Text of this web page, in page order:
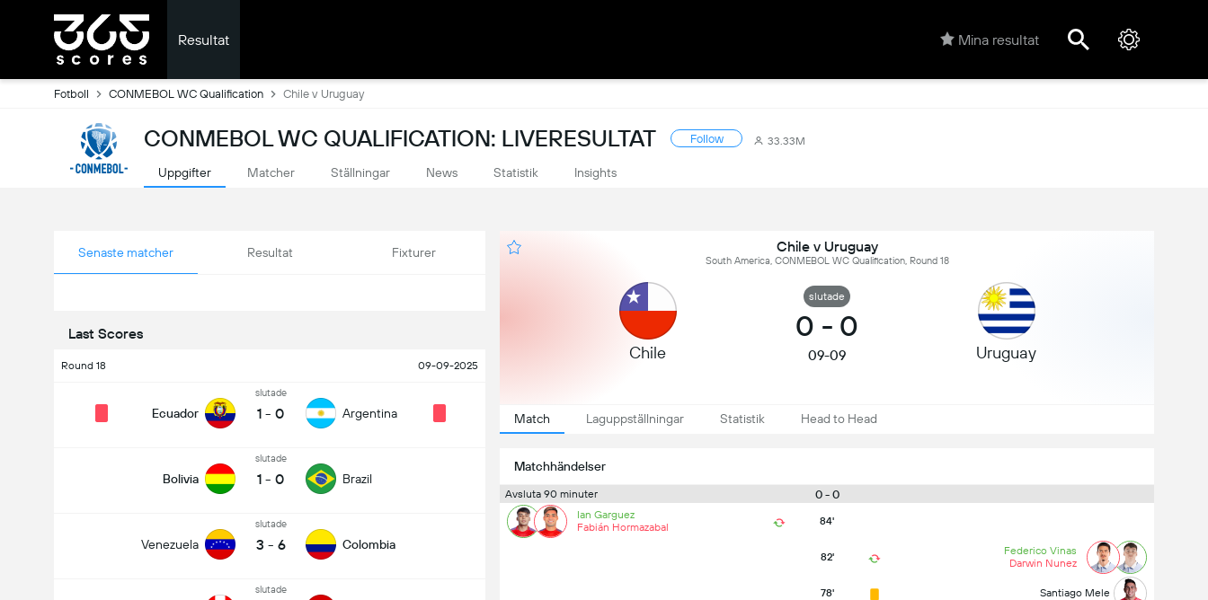
Resultat Mina resultat
Fotboll CONMEBOL WC Qualification Chile v Uruguay
CONMEBOL WC QUALIFICATION: LIVERESULTAT Follow 33.33M
Uppgifter Matcher Ställningar News Statistik Insights
Senaste matcher Resultat Fixturer
Last Scores
Round 18 09-09-2025
Ecuador
slutade
1 - 0 Argentina
Bolivia
slutade
1 - 0 Brazil
Venezuela
slutade
3 - 6 Colombia
slutade
Chile v Uruguay
South America, CONMEBOL WC Qualification, Round 18
Chile
slutade
0 - 0
09-09 Uruguay
Match Laguppställningar Statistik Head to Head
Matchhändelser
Avsluta 90 minuter 0 - 0
Ian Garguez
Fabián Hormazabal
84'
82'
Federico Vinas
Darwin Nunez
78' Santiago Mele